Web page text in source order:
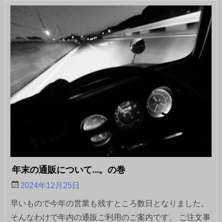
年末の通販について…。の巻
2024年12月25日
早いもので今年の営業も残すところ数日となりました。
そんなわけで年内の通販ご利用のご案内です。 ご注文事